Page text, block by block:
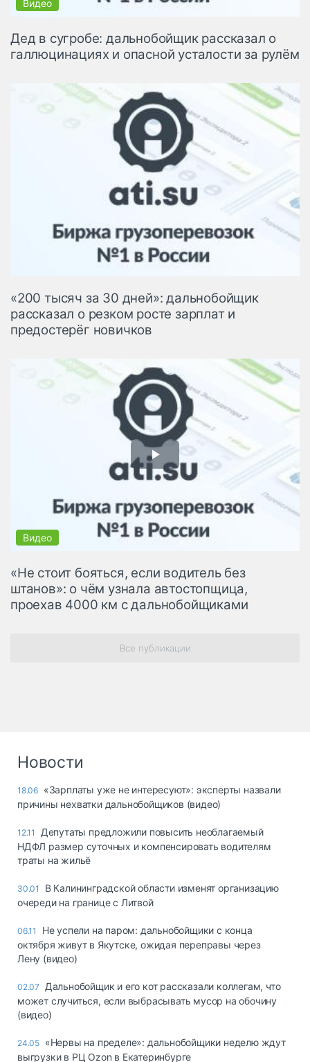
Дед в сугробе: дальнобойщик рассказал о
галлюцинациях и опасной усталости за рулём
«200 тысяч за 30 дней»: дальнобойщик
рассказал о резком росте зарплат и
предостерёг новичков
«Не стоит бояться, если водитель без
штанов»: о чём узнала автостопщица,
проехав 4000 км с дальнобойщиками
Все публикации
Новости
18.06 «Зарплаты уже не интересуют»: эксперты назвали
причины нехватки дальнобойщиков (видео)
12.11
Депутаты предложили повысить необлагаемый
НДФЛ размер суточных и компенсировать водителям
траты на жильё
30.01
В Калининградской области изменят организацию
очереди на границе с Литвой
06.11
Не успели на паром: дальнобойщики с конца
октября живут в Якутске, ожидая переправы через
Лену (видео)
02.07
Дальнобойщик и его кот рассказали коллегам, что
может случиться, если выбрасывать мусор на обочину
(видео)
24.05 «Нервы на пределе»: дальнобойщики неделю ждут
выгрузки в РЦ Ozon в Екатеринбурге